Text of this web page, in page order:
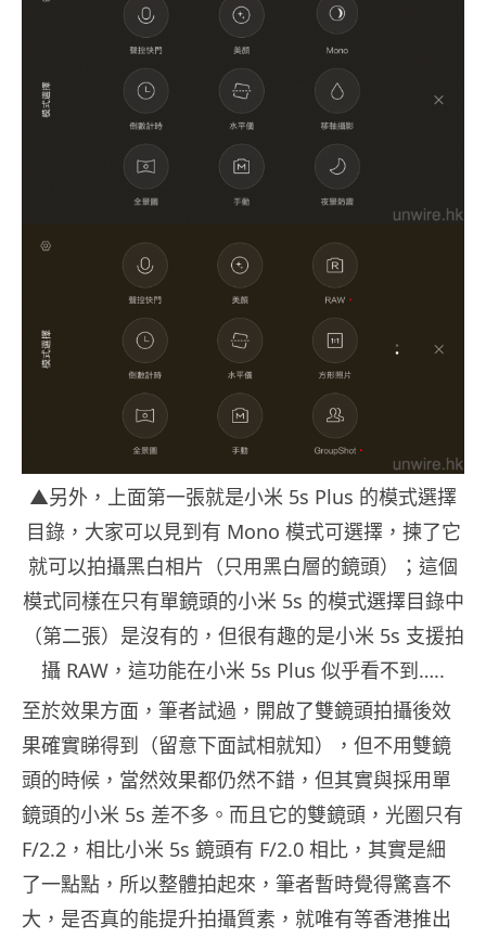
▲另外，上面第一張就是小米 5s Plus 的模式選擇
目錄，大家可以見到有 Mono 模式可選擇，揀了它
就可以拍攝黑白相片（只用黑白層的鏡頭）；這個
模式同樣在只有單鏡頭的小米 5s 的模式選擇目錄中
（第二張）是沒有的，但很有趣的是小米 5s 支援拍
攝 RAW，這功能在小米 5s Plus 似乎看不到…..
至於效果方面，筆者試過，開啟了雙鏡頭拍攝後效
果確實睇得到（留意下面試相就知），但不用雙鏡
頭的時候，當然效果都仍然不錯，但其實與採用單
鏡頭的小米 5s 差不多。而且它的雙鏡頭，光圈只有
F/2.2，相比小米 5s 鏡頭有 F/2.0 相比，其實是細
了一點點，所以整體拍起來，筆者暫時覺得驚喜不
大，是否真的能提升拍攝質素，就唯有等香港推出